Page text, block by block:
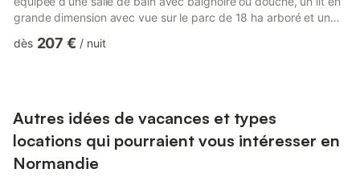
grande dimension avec vue sur le parc de 18 ha arboré et un
calme, reposant et proche de la nature. La famille Kurban vous
dès 207 € / nuit
Autres idées de vacances et types
locations qui pourraient vous intéresser en
Normandie